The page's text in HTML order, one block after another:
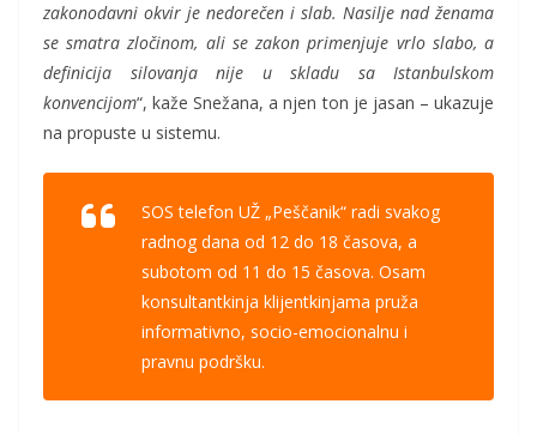
zakonodavni okvir je nedorečen i slab. Nasilje nad ženama
se smatra zločinom, ali se zakon primenjuje vrlo slabo, a
definicija silovanja nije u skladu sa Istanbulskom
konvencijom“, kaže Snežana, a njen ton je jasan – ukazuje
na propuste u sistemu.
SOS telefon UŽ „Peščanik“ radi svakog
radnog dana od 12 do 18 časova, a
subotom od 11 do 15 časova. Osam
konsultantkinja klijentkinjama pruža
informativno, socio-emocionalnu i
pravnu podršku.